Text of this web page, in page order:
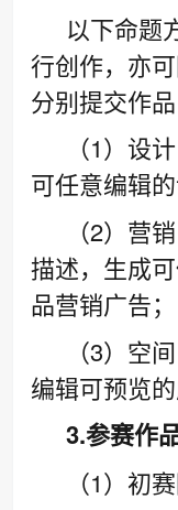
以下命题
行创作，亦
分别提交作品
（1）设
可任意编辑的
（2）营
描述，生成
品营销广告；
（3）空
编辑可预览
3.参赛作
（1）初